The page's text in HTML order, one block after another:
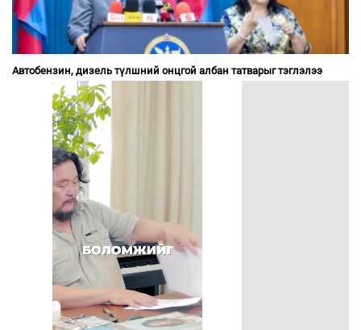
Автобензин, дизель түлшний онцгой албан татварыг тэглэлээ